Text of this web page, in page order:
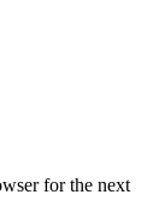
for the next